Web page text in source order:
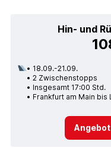
Hin- und
18.09.-21.09.
2 Zwischenstopps
Insgesamt 17:00 Std.
Frankfurt am Main bis